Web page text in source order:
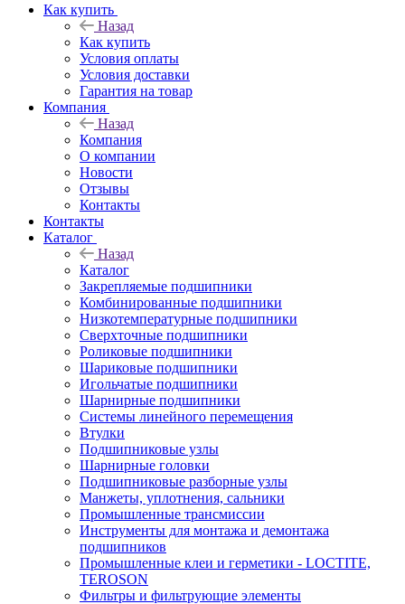
Как купить
Назад
Как купить
Условия оплаты
Условия доставки
Гарантия на товар
Компания
Назад
Компания
О компании
Новости
Отзывы
Контакты
Контакты
Каталог
Назад
Каталог
Закрепляемые подшипники
Комбинированные подшипники
Низкотемпературные подшипники
Сверхточные подшипники
Роликовые подшипники
Шариковые подшипники
Игольчатые подшипники
Шарнирные подшипники
Системы линейного перемещения
Втулки
Подшипниковые узлы
Шарнирные головки
Подшипниковые разборные узлы
Манжеты, уплотнения, сальники
Промышленные трансмиссии
Инструменты для монтажа и демонтажа
подшипников
Промышленные клеи и герметики - LOCTITE,
TEROSON
Фильтры и фильтрующие элементы